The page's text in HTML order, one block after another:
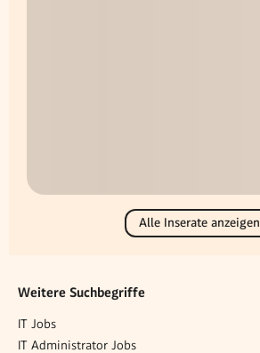
Alle Inserate anzeigen
Weitere Suchbegriffe
IT Jobs
IT Administrator Jobs